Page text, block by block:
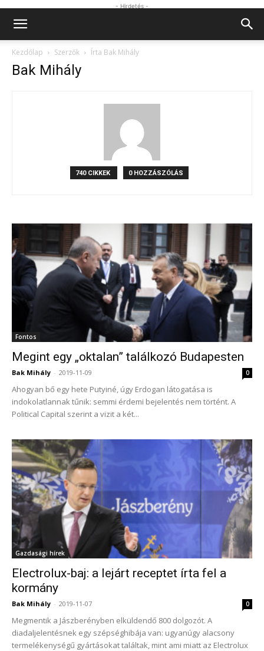
- Hirdetés -
Kezdőlap Szerzők Írta Bak Mihály
Bak Mihály
740 CIKKEK 0 HOZZÁSZÓLÁS
Fontos
Megint egy „oktalan” találkozó Budapesten
Bak Mihály - 2019-11-09 0
Ahogyan bő egy hete Putyiné, úgy Erdogan látogatása is
indokolatlannak tűnik: semmi érdemi bejelentés nem történt. A
Political Capital szerint a vizit a két...
Gazdasági hírek
Electrolux-baj: a lejárt receptet írta fel a
kormány
Bak Mihály - 2019-11-07 0
Megmentik a Jászberényben elküldendő 800 dolgozót. A
diadaljelentésnek egy szépséghibája van: ugyanúgy alacsony
termelékenységű gyártásokat találtak, mint ami miatt az Electrolux